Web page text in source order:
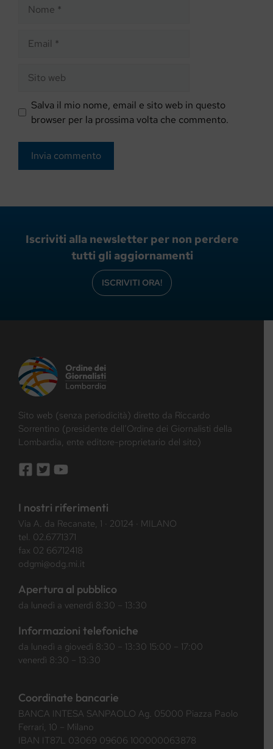
web
Salva il mio nome, email e sito web in questo
browser per la prossima volta che commento.
Iscriviti alla newsletter per non perdere
tutti gli aggiornamenti
ISCRIVITI ORA!
Sito web (senza periodicità) diretto da Riccardo
Sorrentino (presidente dell’Ordine dei Giornalisti della
Lombardia, ente editore-proprietario del sito)
I nostri riferimenti
Via A. da Recanate, 1 · 20124 · MILANO
tel. 02.6771371
fax 02 66712418
odgmi@odg.mi.it
Apertura al pubblico
da lunedì a venerdì 8:30 – 13:30
Informazioni telefoniche
da lunedì a giovedì 8:30 – 13:30 15:00 – 17:00
venerdì 8:30 – 13:30
Coordinate bancarie
BANCA INTESA SANPAOLO Ag. 05000 Piazza Paolo
Ferrari, 10 – Milano
IBAN IT87L 03069 09606 100000063878